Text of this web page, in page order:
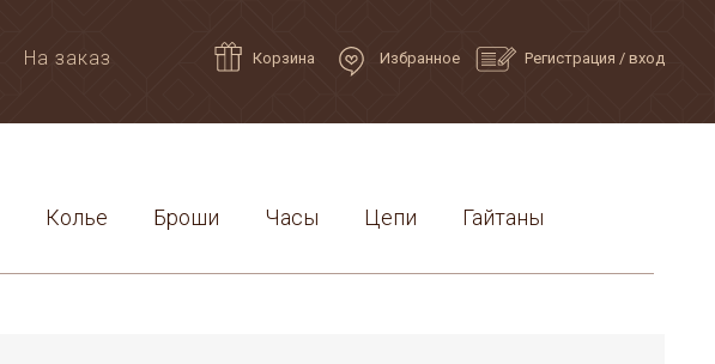
На заказ Корзина Избранное Регистрация / вход
Колье Броши Часы Цепи Гайтаны